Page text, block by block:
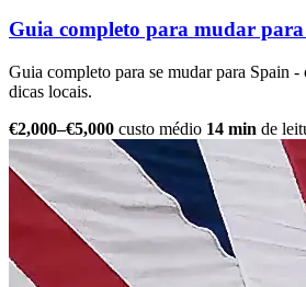
Guia completo para mudar
Guia completo para se mudar para Spain -
dicas locais.
€2,000–€5,000 custo médio 14 min de